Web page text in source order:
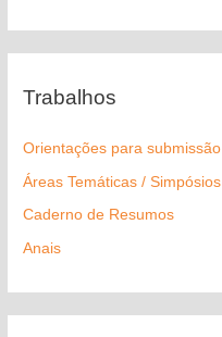
Trabalhos
Orientações para submissão
Áreas Temáticas / Simpósios
Caderno de Resumos
Anais